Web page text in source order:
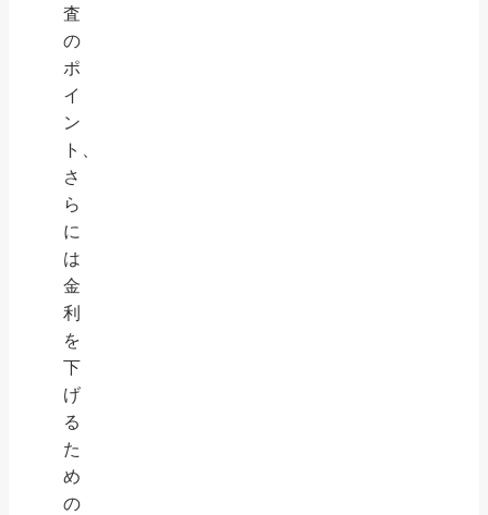
査
の
ポ
イ
ン
ト、
さ
ら
に
は
金
利
を
下
げ
る
た
め
の